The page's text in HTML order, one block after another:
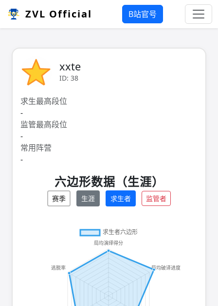
ZVL Official B站官号
xxte
ID: 38
求生最高段位
-
监管最高段位
-
常用阵营
-
六边形数据（生涯）
赛季 生涯 求生者 监管者